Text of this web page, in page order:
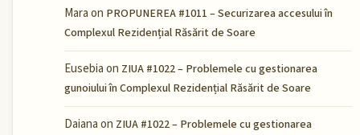
Maraon PROPUNEREA #1011 – Securizarea accesului în
Complexul Rezidențial Răsărit de Soare
Eusebiaon ZIUA #1022 – Problemele cu gestionarea
gunoiului în Complexul Rezidențial Răsărit de Soare
Daianaon ZIUA #1022 – Problemele cu gestionarea